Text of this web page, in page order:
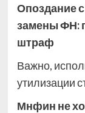
Опоздание
замены ФН:
штраф
Важно,
утилизации
Мнфин не